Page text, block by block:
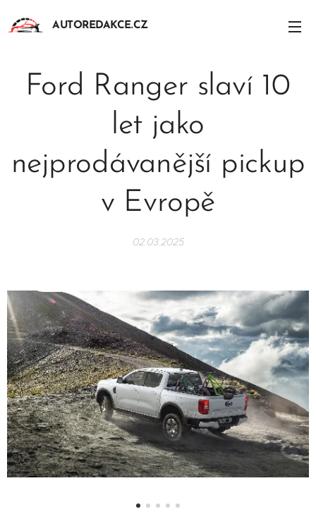
AUTOREDAKCE.CZ
Ford Ranger slaví 10
let jako
nejprodávanější pickup
v Evropě
02.03.2025